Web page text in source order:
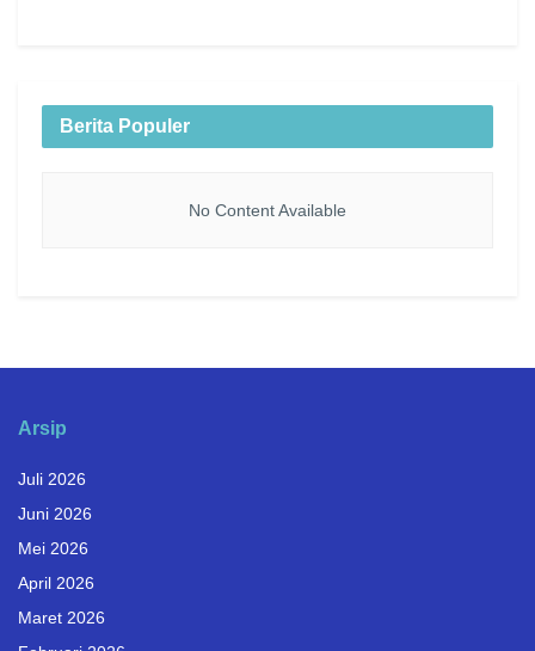
Berita Populer
No Content Available
Arsip
Juli 2026
Juni 2026
Mei 2026
April 2026
Maret 2026